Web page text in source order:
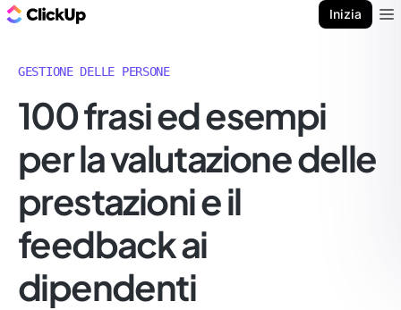
Inizia
GESTIONE DELLE PERSONE
100 frasi ed esempi
per la valutazione delle
prestazioni e il
feedback ai
dipendenti